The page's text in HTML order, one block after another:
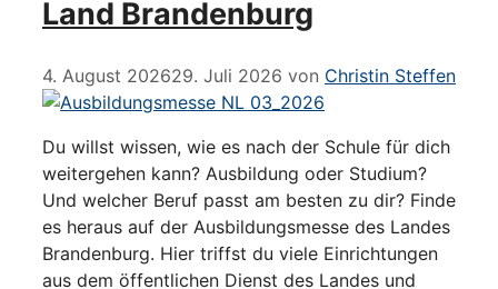
Land Brandenburg
4. August 202629. Juli 2026 von Christin Steffen
Du willst wissen, wie es nach der Schule für dich
weitergehen kann? Ausbildung oder Studium?
Und welcher Beruf passt am besten zu dir? Finde
es heraus auf der Ausbildungsmesse des Landes
Brandenburg. Hier triffst du viele Einrichtungen
aus dem öffentlichen Dienst des Landes und